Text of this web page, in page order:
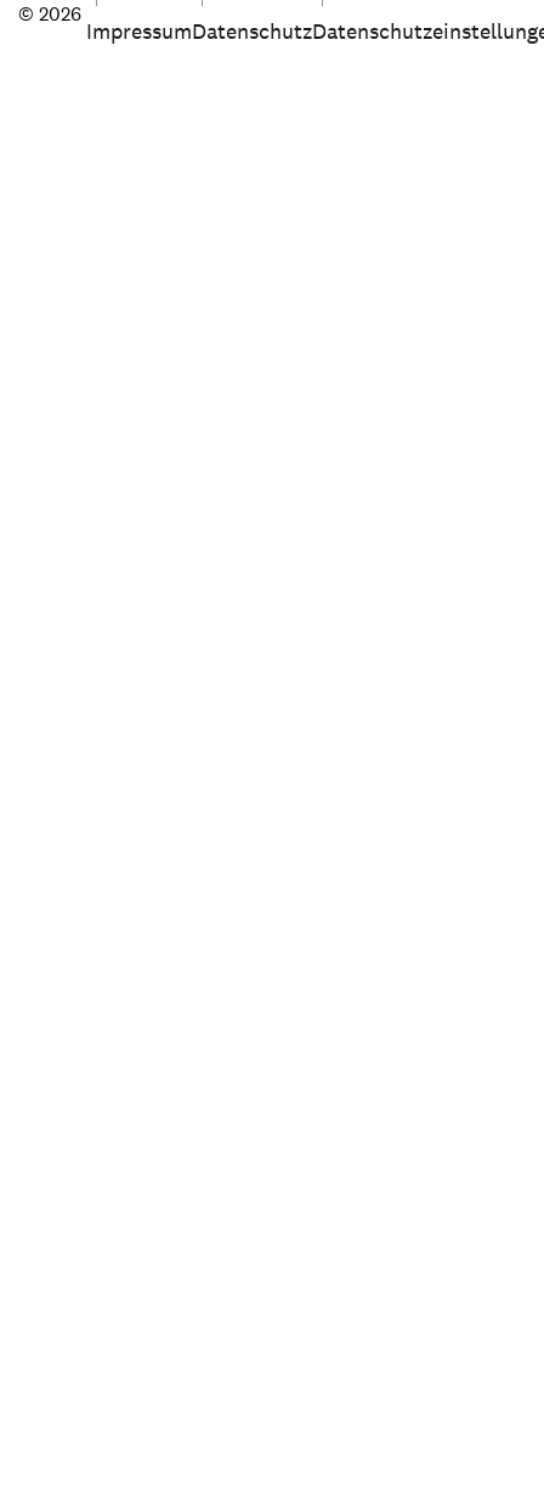
© 2026
ImpressumDatenschutz